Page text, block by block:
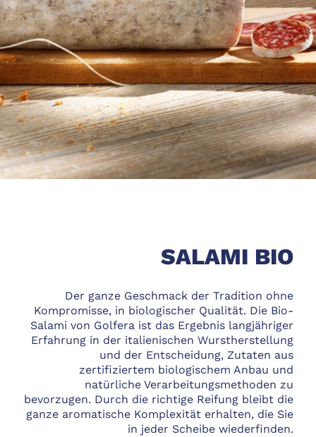
SALAMI BIO
Der ganze Geschmack der Tradition ohne
Kompromisse, in biologischer Qualität. Die Bio-
Salami von Golfera ist das Ergebnis langjähriger
Erfahrung in der italienischen Wurstherstellung
und der Entscheidung, Zutaten aus
zertifiziertem biologischem Anbau und
natürliche Verarbeitungsmethoden zu
bevorzugen. Durch die richtige Reifung bleibt die
ganze aromatische Komplexität erhalten, die Sie
in jeder Scheibe wiederfinden.